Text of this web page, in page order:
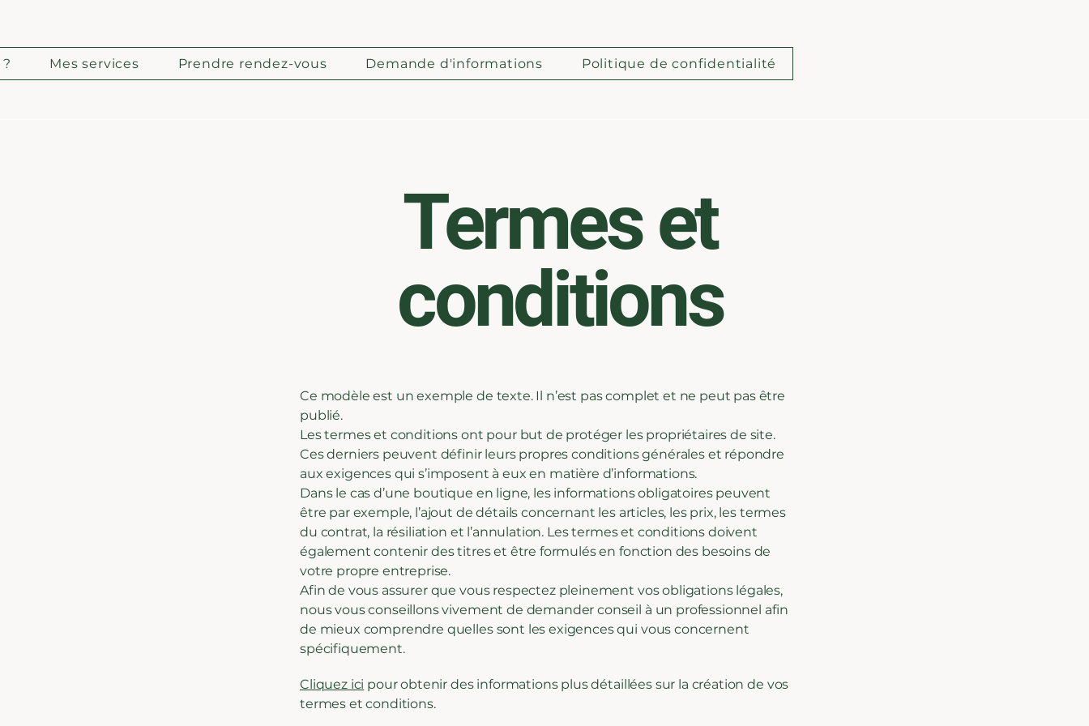
Mes services Prendre rendez-vous Demande d'informations Politique de confidentialité
Termes et
conditions
Ce modèle est un exemple de texte. Il n’est pas complet et ne peut pas être
publié.
Les termes et conditions ont pour but de protéger les propriétaires de site.
Ces derniers peuvent définir leurs propres conditions générales et répondre
aux exigences qui s’imposent à eux en matière d’informations.
Dans le cas d’une boutique en ligne, les informations obligatoires peuvent
être par exemple, l’ajout de détails concernant les articles, les prix, les termes
du contrat, la résiliation et l’annulation. Les termes et conditions doivent
également contenir des titres et être formulés en fonction des besoins de
votre propre entreprise.
Afin de vous assurer que vous respectez pleinement vos obligations légales,
nous vous conseillons vivement de demander conseil à un professionnel afin
de mieux comprendre quelles sont les exigences qui vous concernent
spécifiquement.
Cliquez ici pour obtenir des informations plus détaillées sur la création de vos
termes et conditions.